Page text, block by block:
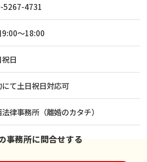
5267-4731
9:00～18:00
日
て土日祝日対応可
律事務所（離婚のカタチ）
事務所に問合せする